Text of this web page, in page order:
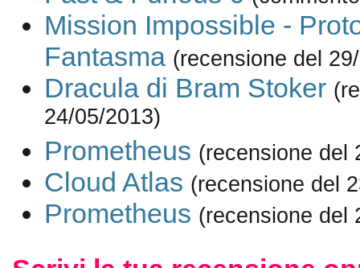
Mission Impossible -
Fantasma (recensione del
Dracula di Bram Stoker
24/05/2013)
Prometheus (recensione del
Cloud Atlas (recensione del
Prometheus (recensione del